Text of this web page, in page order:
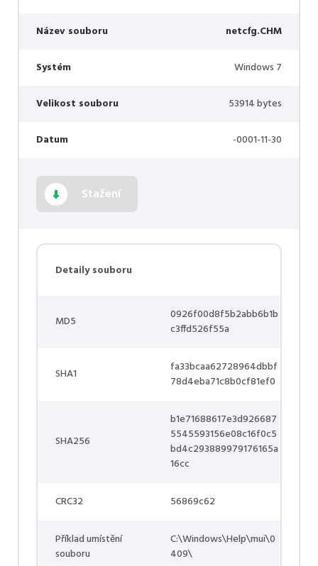
Název souboru netcfg.CHM
Systém Windows 7
Velikost souboru 53914 bytes
Datum -0001-11-30
Stažení
Detaily souboru
MD5
0926f00d8f5b2abb6b1b
c3ffd526f55a
SHA1
fa33bcaa62728964dbbf
78d4eba71c8b0cf81ef0
SHA256
b1e71688617e3d926687
5545593156e08c16f0c5
bd4c293889979176165a
16cc
CRC32 56869c62
Příklad umístění
souboru
C:\Windows\Help\mui\0
409\